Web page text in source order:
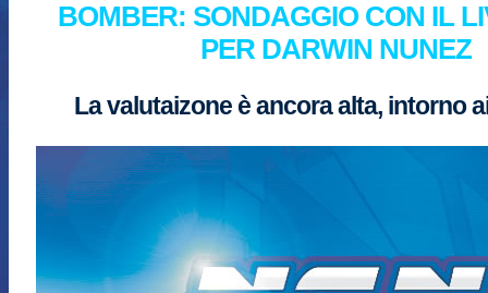
BOMBER: SONDAGGIO CON IL
PER DARWIN NUNEZ
La valutaizone è ancora alta, intorno